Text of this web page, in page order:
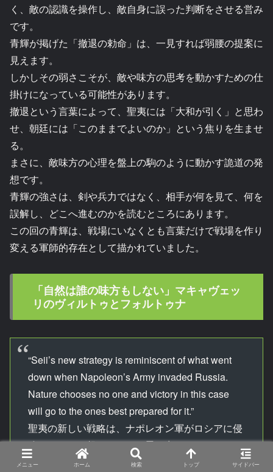
く、敵の認識を操作し、敵自身に誤った判断をさせる営み
です。
青輝が掲げた「撤退の勅命」は、一見すれば弱腰の提案に
見えます。
しかしその弱さこそが、敵や味方の思考を動かすための仕
掛けになっている可能性があります。
撤退という言葉によって、聖夷には「大和が引く」と思わ
せ、朝廷には「このままでよいのか」という焦りを生ませ
る。
まさに、敵味方の心理を盤上の駒のように動かす詭道の発
想です。
青輝の強さは、剣や兵力ではなく、相手が何を見て、何を
誤解し、どこへ進むのかを読むところにあります。
この回の青輝は、戦場にいなくとも言葉だけで戦場を作り
変える軍師的存在として描かれていました。
「自然は誰の味方もしない」マキャヴェッ
リのヴィルトゥとフォルトゥナ
“Seii’s new strategy is reminiscent of what went
down when Napoleon’s Army invaded Russia.
Nature chooses no one and victory in this case
will go to the ones best prepared for it.”
聖夷の新しい戦略は、ナポレオン軍がロシアに侵
攻したときに起きたことを思い出させる。
自然は誰の味方もしない。
メニュー ホーム 検索 トップ サイドバー